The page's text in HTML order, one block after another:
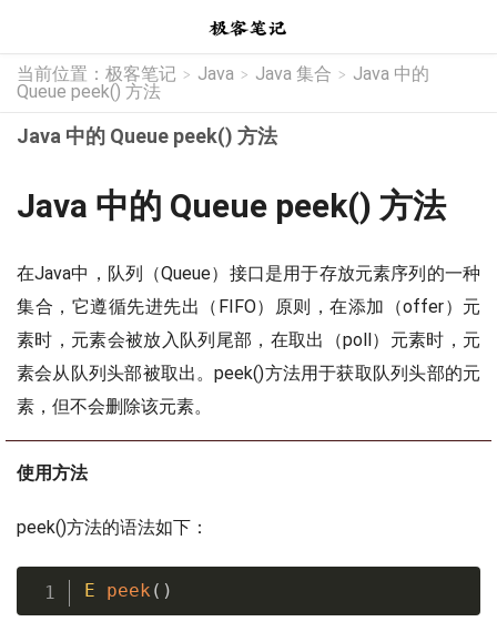
当前位置： 极客笔记 > Java > Java 集合 > Java 中的
Queue peek() 方法
Java 中的 Queue peek() 方法
Java 中的 Queue peek() 方法
在Java中，队列（Queue）接口是用于存放元素序列的一种
集合，它遵循先进先出（FIFO）原则，在添加（offer）元
素时，元素会被放入队列尾部，在取出（poll）元素时，元
素会从队列头部被取出。peek()方法用于获取队列头部的元
素，但不会删除该元素。
使用方法
peek()方法的语法如下：
E peek ( )